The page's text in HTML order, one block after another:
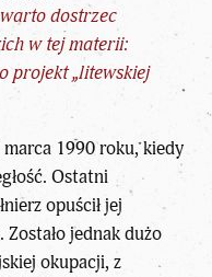
dostrzec
w tej materii:
projekt „litewskiej
marca 1990 roku, kiedy
Ostatni
opuścił jej
jednak dużo
okupacji, z